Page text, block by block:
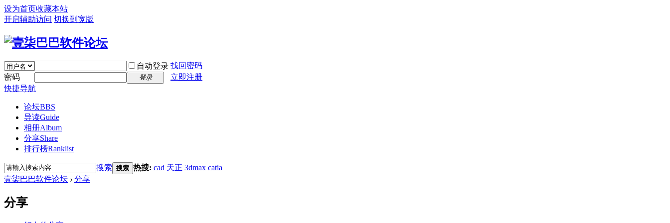
设为首页收藏本站
开启辅助访问 切换到宽版
自动登录 找回密码
密码
登录
立即注册
快捷导航
论坛BBS
导读Guide
相册Album
分享Share
排行榜Ranklist
搜索 搜索 热搜: cad 天正 3dmax catia
壹柒巴巴软件论坛 › 分享
分享